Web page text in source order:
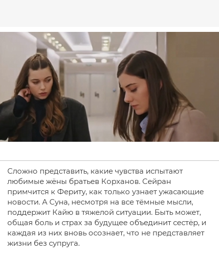
Сложно представить, какие чувства испытают
любимые жёны братьев Корханов. Сейран
примчится к Фериту, как только узнает ужасающие
новости. А Суна, несмотря на все тёмные мысли,
поддержит Кайю в тяжелой ситуации. Быть может,
общая боль и страх за будущее объединит сестёр, и
каждая из них вновь осознает, что не представляет
жизни без супруга.